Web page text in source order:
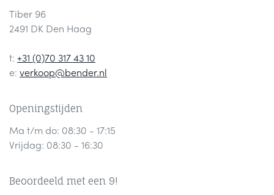
Tiber 96
2491 DK Den Haag
t: +31 (0)70 317 43 10
e: verkoop@bender.nl
Openingstijden
Ma t/m do: 08:30 - 17:15
Vrijdag: 08:30 - 16:30
Beoordeeld met een 9!